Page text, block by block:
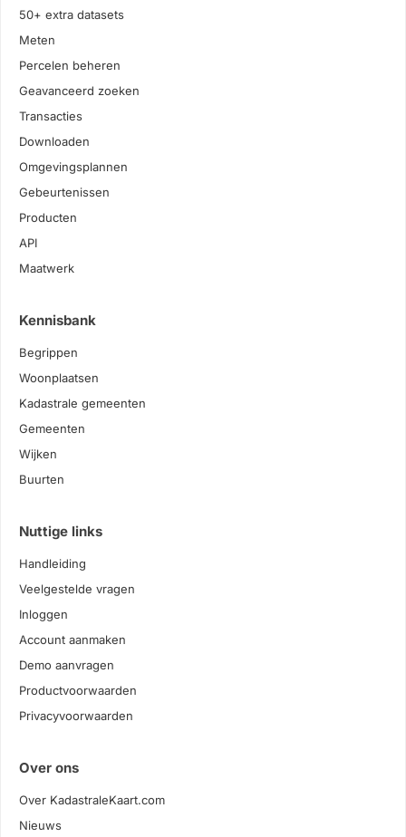
50+ extra datasets
Meten
Percelen beheren
Geavanceerd zoeken
Transacties
Downloaden
Omgevingsplannen
Gebeurtenissen
Producten
API
Maatwerk
Kennisbank
Begrippen
Woonplaatsen
Kadastrale gemeenten
Gemeenten
Wijken
Buurten
Nuttige links
Handleiding
Veelgestelde vragen
Inloggen
Account aanmaken
Demo aanvragen
Productvoorwaarden
Privacyvoorwaarden
Over ons
Over KadastraleKaart.com
Nieuws